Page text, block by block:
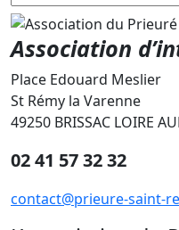
Association
Place Edouard Meslier
St Rémy la Varenne
49250 BRISSAC LOIRE
02 41 57 32 32
contact@prieure-saint-